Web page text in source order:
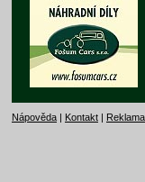
Nápověda | Kontakt | Reklama